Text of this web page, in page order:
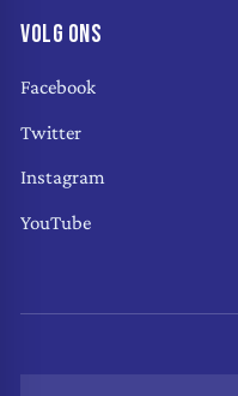
VOLG ONS
Facebook
Twitter
Instagram
YouTube